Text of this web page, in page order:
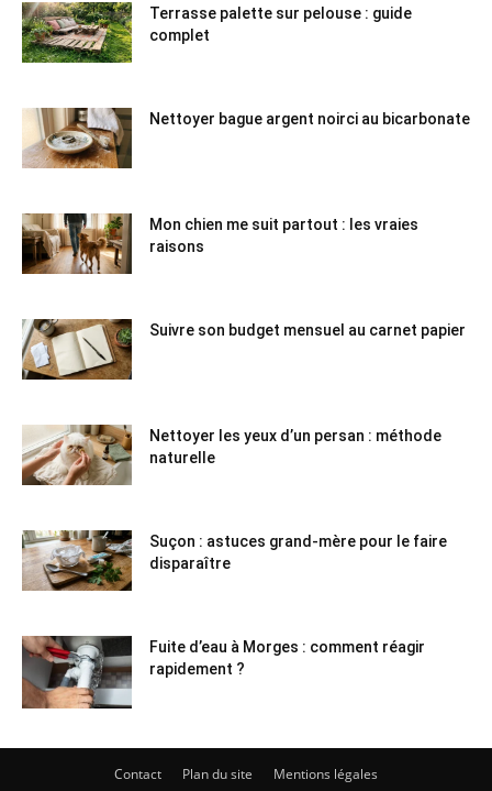
Terrasse palette sur pelouse : guide
complet
Nettoyer bague argent noirci au bicarbonate
Mon chien me suit partout : les vraies
raisons
Suivre son budget mensuel au carnet papier
Nettoyer les yeux d’un persan : méthode
naturelle
Suçon : astuces grand-mère pour le faire
disparaître
Fuite d’eau à Morges : comment réagir
rapidement ?
Contact Plan du site Mentions légales